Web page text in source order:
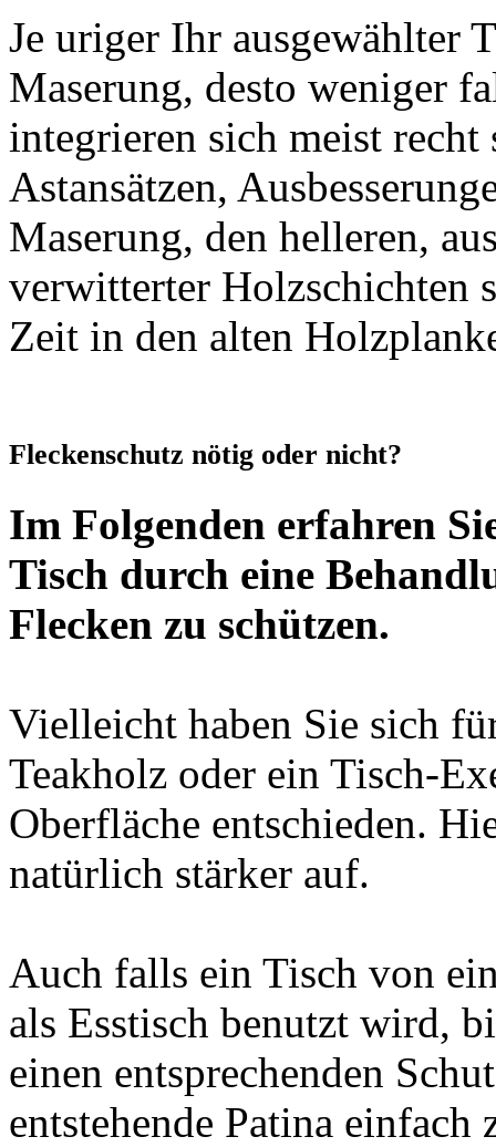
Je uriger Ihr ausgewählter
Maserung, desto weniger
integrieren sich meist
Astansätzen,
Maserung, den helleren,
verwitterter Holzschichten
Zeit in den alten
Fleckenschutz nötig oder nicht?
Im Folgenden erfahren
Tisch durch eine
Flecken zu schützen.
Vielleicht haben Sie sich
Teakholz oder ein Tisch-
Oberfläche entschieden.
natürlich stärker auf.
Auch falls ein Tisch von
als Esstisch benutzt wird,
einen entsprechenden
entstehende Patina einfach